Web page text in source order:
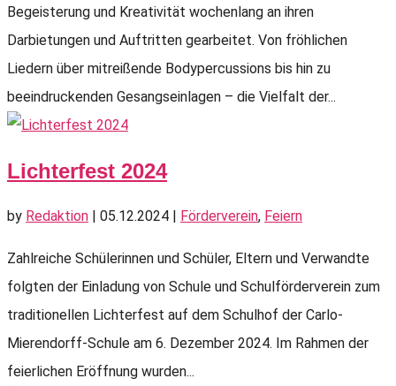
Begeisterung und Kreativität wochenlang an ihren
Darbietungen und Auftritten gearbeitet. Von fröhlichen
Liedern über mitreißende Bodypercussions bis hin zu
beeindruckenden Gesangseinlagen – die Vielfalt der...
Lichterfest 2024
by Redaktion 05.12.2024 Förderverein, Feiern
Zahlreiche Schülerinnen und Schüler, Eltern und Verwandte
folgten der Einladung von Schule und Schulförderverein zum
traditionellen Lichterfest auf dem Schulhof der Carlo-
Mierendorff-Schule am 6. Dezember 2024. Im Rahmen der
feierlichen Eröffnung wurden...